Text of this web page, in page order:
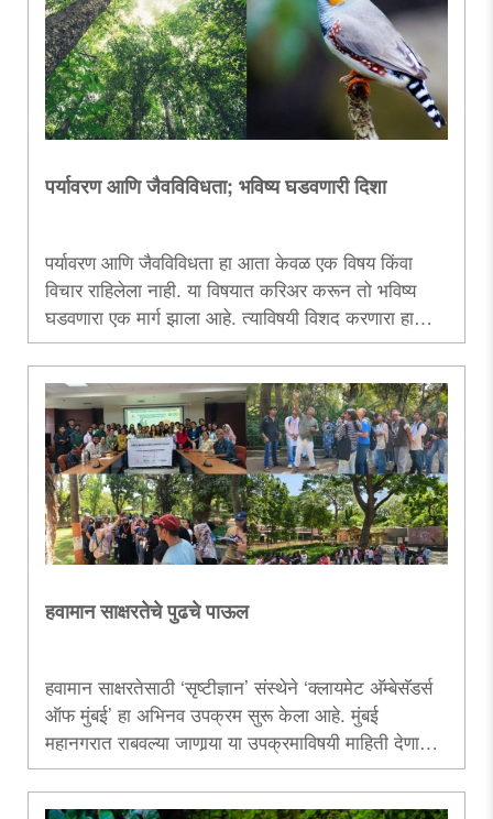
ठेवण्यात आला आहे. या सोहळ्याचे मुख्य प्रायोजक ‘एसएफसी
एन्व्हायर्नमेंटल टेक्नोलॉजीज प्रा. लि.’ आहेत, तर सहप्रायोजक
‘महाराष्ट्र ..
पर्यावरण आणि जैवविविधता; भविष्य घडवणारी दिशा
पर्यावरण आणि जैवविविधता हा आता केवळ एक विषय किंवा
विचार राहिलेला नाही. या विषयात करिअर करून तो भविष्य
घडवणारा एक मार्ग झाला आहे. त्याविषयी विशद करणारा हा
लेख.....
हवामान साक्षरतेचे पुढचे पाऊल
हवामान साक्षरतेसाठी ‘सृष्टीज्ञान’ संस्थेने ‘क्लायमेट अ‍ॅम्बेसॅडर्स
ऑफ मुंबई’ हा अभिनव उपक्रम सुरू केला आहे. मुंबई
महानगरात राबवल्या जाणार्‍या या उपक्रमाविषयी माहिती देणारा
हा लेख.....